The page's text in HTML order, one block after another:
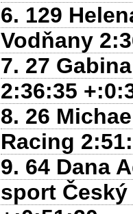
6. 129
Vodňany
7. 27
2:36:35
8. 26
Racing
9. 64 Dana
sport